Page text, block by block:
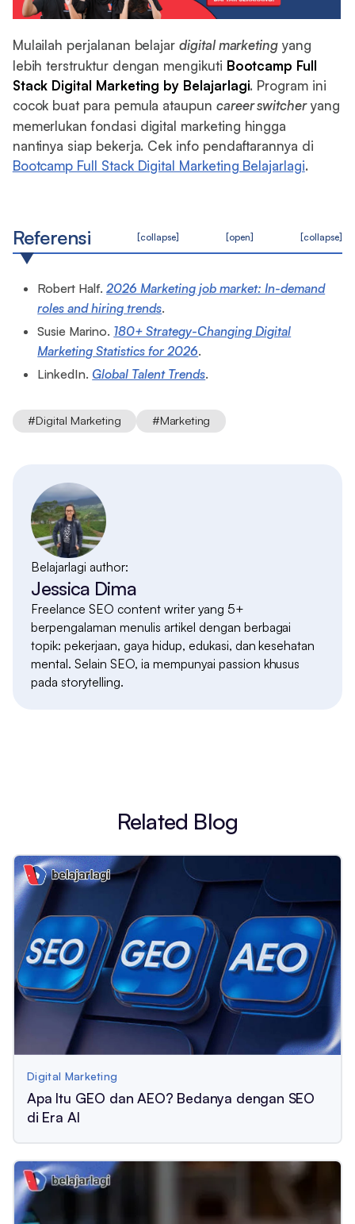
Mulailah perjalanan belajardigital marketing yang
lebih terstruktur dengan mengikuti Bootcamp Full
Stack Digital Marketing by Belajarlagi. Program ini
cocok buat para pemula ataupun career switcheryang
memerlukan fondasi digital marketing hingga
nantinya siap bekerja. Cek info pendaftarannya di
Bootcamp Full Stack Digital Marketing Belajarlagi.
Referensi [collapse] [open] [collapse]
Robert Half.2026 Marketing job market: In-demand
roles and hiring trends.
Susie Marino. 180+ Strategy-Changing Digital
Marketing Statistics for 2026.
LinkedIn. Global Talent Trends.
#Digital Marketing #Marketing
Belajarlagi author:
Jessica Dima
Freelance SEO content writer yang 5+
berpengalaman menulis artikel dengan berbagai
topik: pekerjaan, gaya hidup, edukasi, dan kesehatan
mental. Selain SEO, ia mempunyai passion khusus
pada storytelling.
Related Blog
Digital Marketing
Apa Itu GEO dan AEO? Bedanya dengan SEO
di Era AI